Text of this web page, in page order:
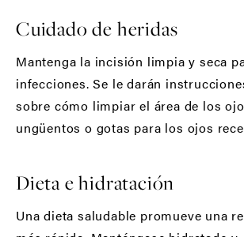
Cuidado de heridas
Mantenga la incisión limpia y seca
infecciones. Se le darán
sobre cómo limpiar el área de los
ungüentos o gotas para los ojos
Dieta e hidratación
Una dieta saludable promueve una